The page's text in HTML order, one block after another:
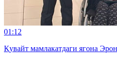
01:12
Қувайт мамлакатдаги ягона